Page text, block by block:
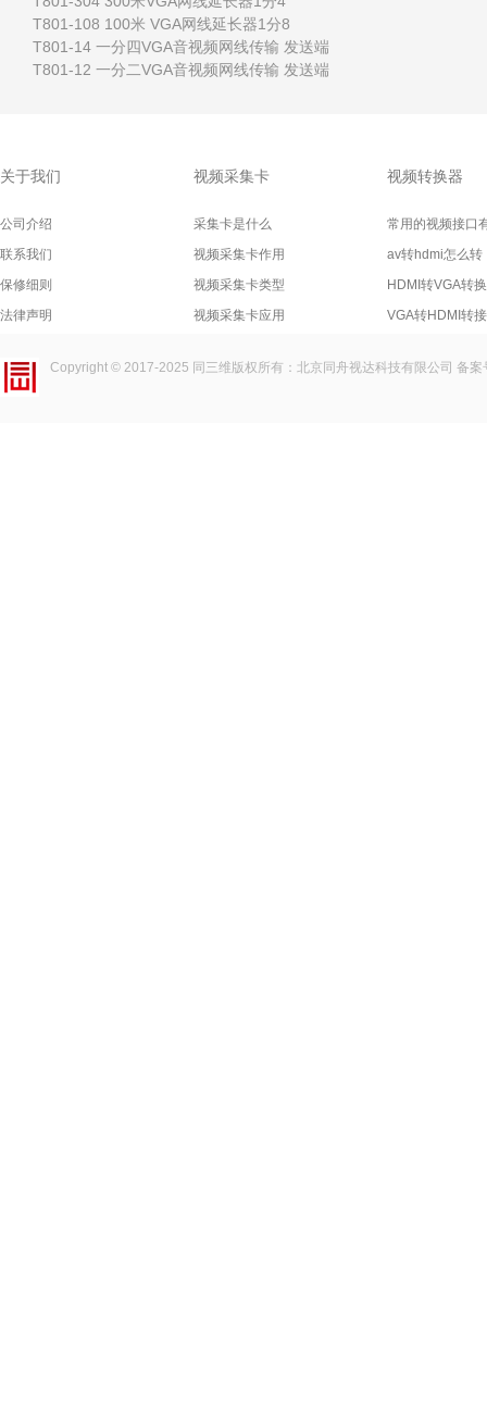
T801-108 100米 VGA网线延长器1分8
T801-14 一分四VGA音视频网线传输 发送端
T801-12 一分二VGA音视频网线传输 发送端
关于我们
公司介绍
联系我们
保修细则
法律声明
视频采集卡
采集卡是什么
视频采集卡作用
视频采集卡类型
视频采集卡应用
视频转换器
常用的视频接口
av转hdmi怎么转
HDMI转VGA转
VGA转HDMI转
Copyright © 2017-2025 同三维 版权所有：北京同舟视达科技有限公司 备